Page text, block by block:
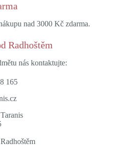
nad 3000 Kč zdarma.
Radhoštěm
nás kontaktujte:
165